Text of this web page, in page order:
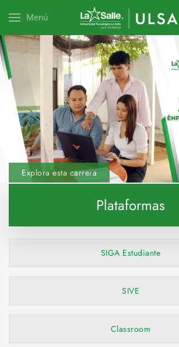
Menú
Explora esta carrera
Plataformas
SIGA Estudiante
SIVE
Classroom